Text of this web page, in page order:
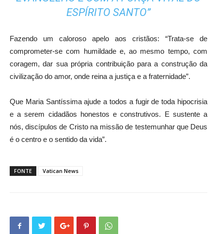
ESPÍRITO SANTO”
Fazendo um caloroso apelo aos cristãos: “Trata-se de
comprometer-se com humildade e, ao mesmo tempo, com
coragem, dar sua própria contribuição para a construção da
civilização do amor, onde reina a justiça e a fraternidade”.
Que Maria Santíssima ajude a todos a fugir de toda hipocrisia
e a serem cidadãos honestos e construtivos. E sustente a
nós, discípulos de Cristo na missão de testemunhar que Deus
é o centro e o sentido da vida”.
FONTE Vatican News